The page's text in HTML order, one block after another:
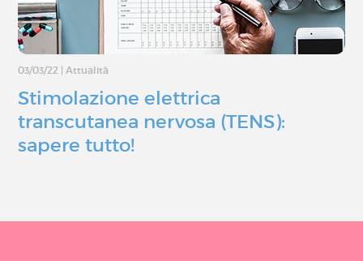
03/03/22 Attualità
Stimolazione elettrica
transcutanea nervosa (TENS):
sapere tutto!